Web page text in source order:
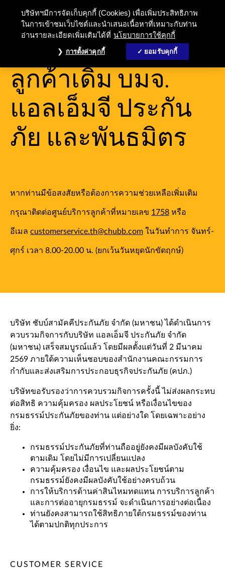
บริการสำหรับ
ลูกค้าเดิม บมจ.
แอลเอ็มจี ประกัน
ภัย และพันธมิตร
หากท่านมีข้อสงสัยหรือต้องการความช่วยเหลือเพิ่มเติม
กรุณาติดต่อศูนย์บริการลูกค้าที่หมายเลข 1758 หรือ
อีเมล customerservice.th@chubb.com ในวันทำการ จันทร์-
ศุกร์ เวลา 8.00-20.00 น. (ยกเว้นวันหยุดนักขัตฤกษ์)
บริษัท ชับบ์สามัคคีประกันภัย จำกัด (มหาชน) ได้ดำเนินการ
ควบรวมกิจการกับบริษัท แอลเอ็มจี ประกันภัย จำกัด
(มหาชน) เสร็จสมบูรณ์แล้ว โดยมีผลตั้งแต่วันที่ 2 มีนาคม
2569 ภายใต้ความเห็นชอบของสำนักงานคณะกรรมการ
กำกับและส่งเสริมการประกอบธุรกิจประกันภัย (คปภ.)
บริษัทขอรับรองว่าการควบรวมกิจการครั้งนี้ ไม่ส่งผลกระทบ
ต่อสิทธิ ความคุ้มครอง ผลประโยชน์ หรือเงื่อนไขของ
กรมธรรม์ประกันภัยของท่าน แต่อย่างใด โดยเฉพาะอย่าง
ยิ่ง:
กรมธรรม์ประกันภัยที่ท่านถืออยู่ยังคงมีผลบังคับใช้
ตามเดิม โดยไม่มีการเปลี่ยนแปลง
ความคุ้มครอง เงื่อนไข และผลประโยชน์ตาม
กรมธรรม์ยังคงมีผลบังคับใช้อย่างครบถ้วน
การให้บริการด้านค่าสินไหมทดแทน การบริการลูกค้า
และการต่ออายุกรมธรรม์ จะดำเนินการอย่างต่อเนื่อง
ท่านยังคงสามารถใช้สิทธิภายใต้กรมธรรม์ของท่าน
ได้ตามปกติทุกประการ
CUSTOMER SERVICE
บริษัทฯมีการจัดเก็บคุกกี้ (Cookies) เพื่อเพิ่มประสิทธิภาพ
ในการเข้าชมเว็บไซต์และนำเสนอเนื้อหาที่เหมาะกับท่าน
อ่านรายละเอียดเพิ่มเติมได้ที่ นโยบายการใช้คุกกี้
การตั้งค่าคุกกี้ ยอมรับคุกกี้